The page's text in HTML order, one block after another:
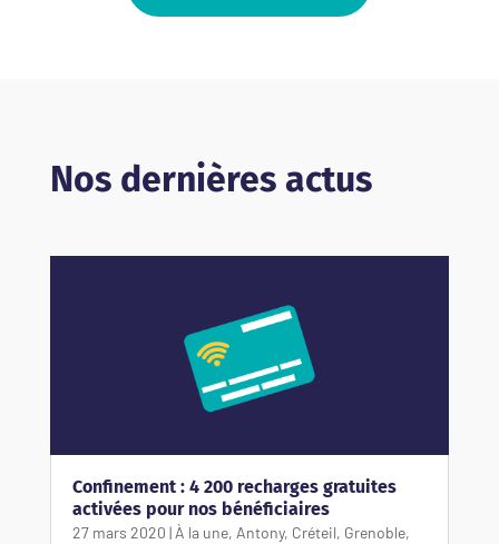
Nos dernières actus
Confinement : 4 200 recharges gratuites
activées pour nos bénéficiaires
27 mars 2020 |À la une, Antony, Créteil, Grenoble,